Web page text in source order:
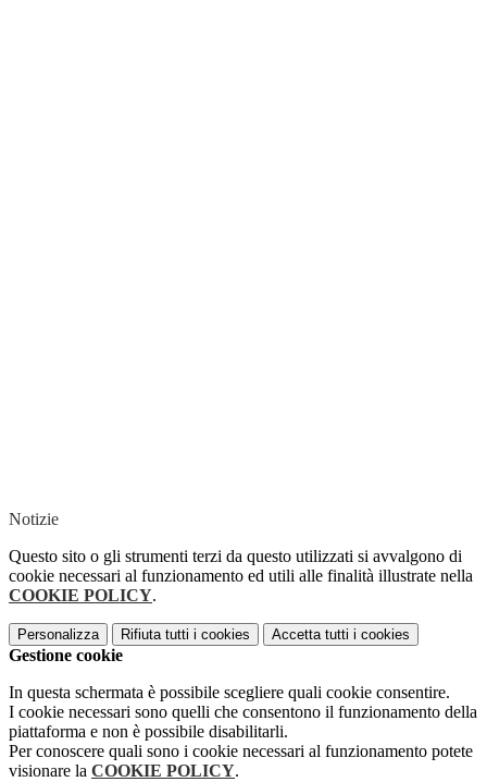
Notizie
Questo sito o gli strumenti terzi da questo utilizzati si avvalgono di
cookie necessari al funzionamento ed utili alle finalità illustrate nella
COOKIE POLICY.
Personalizza Rifiuta tutti i cookies Accetta tutti i cookies
Gestione cookie
In questa schermata è possibile scegliere quali cookie consentire.
I cookie necessari sono quelli che consentono il funzionamento della
piattaforma e non è possibile disabilitarli.
Per conoscere quali sono i cookie necessari al funzionamento potete
visionare la COOKIE POLICY.